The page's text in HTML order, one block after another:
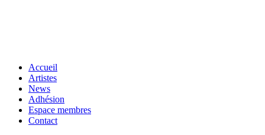
Accueil
Artistes
News
Adhésion
Espace membres
Contact